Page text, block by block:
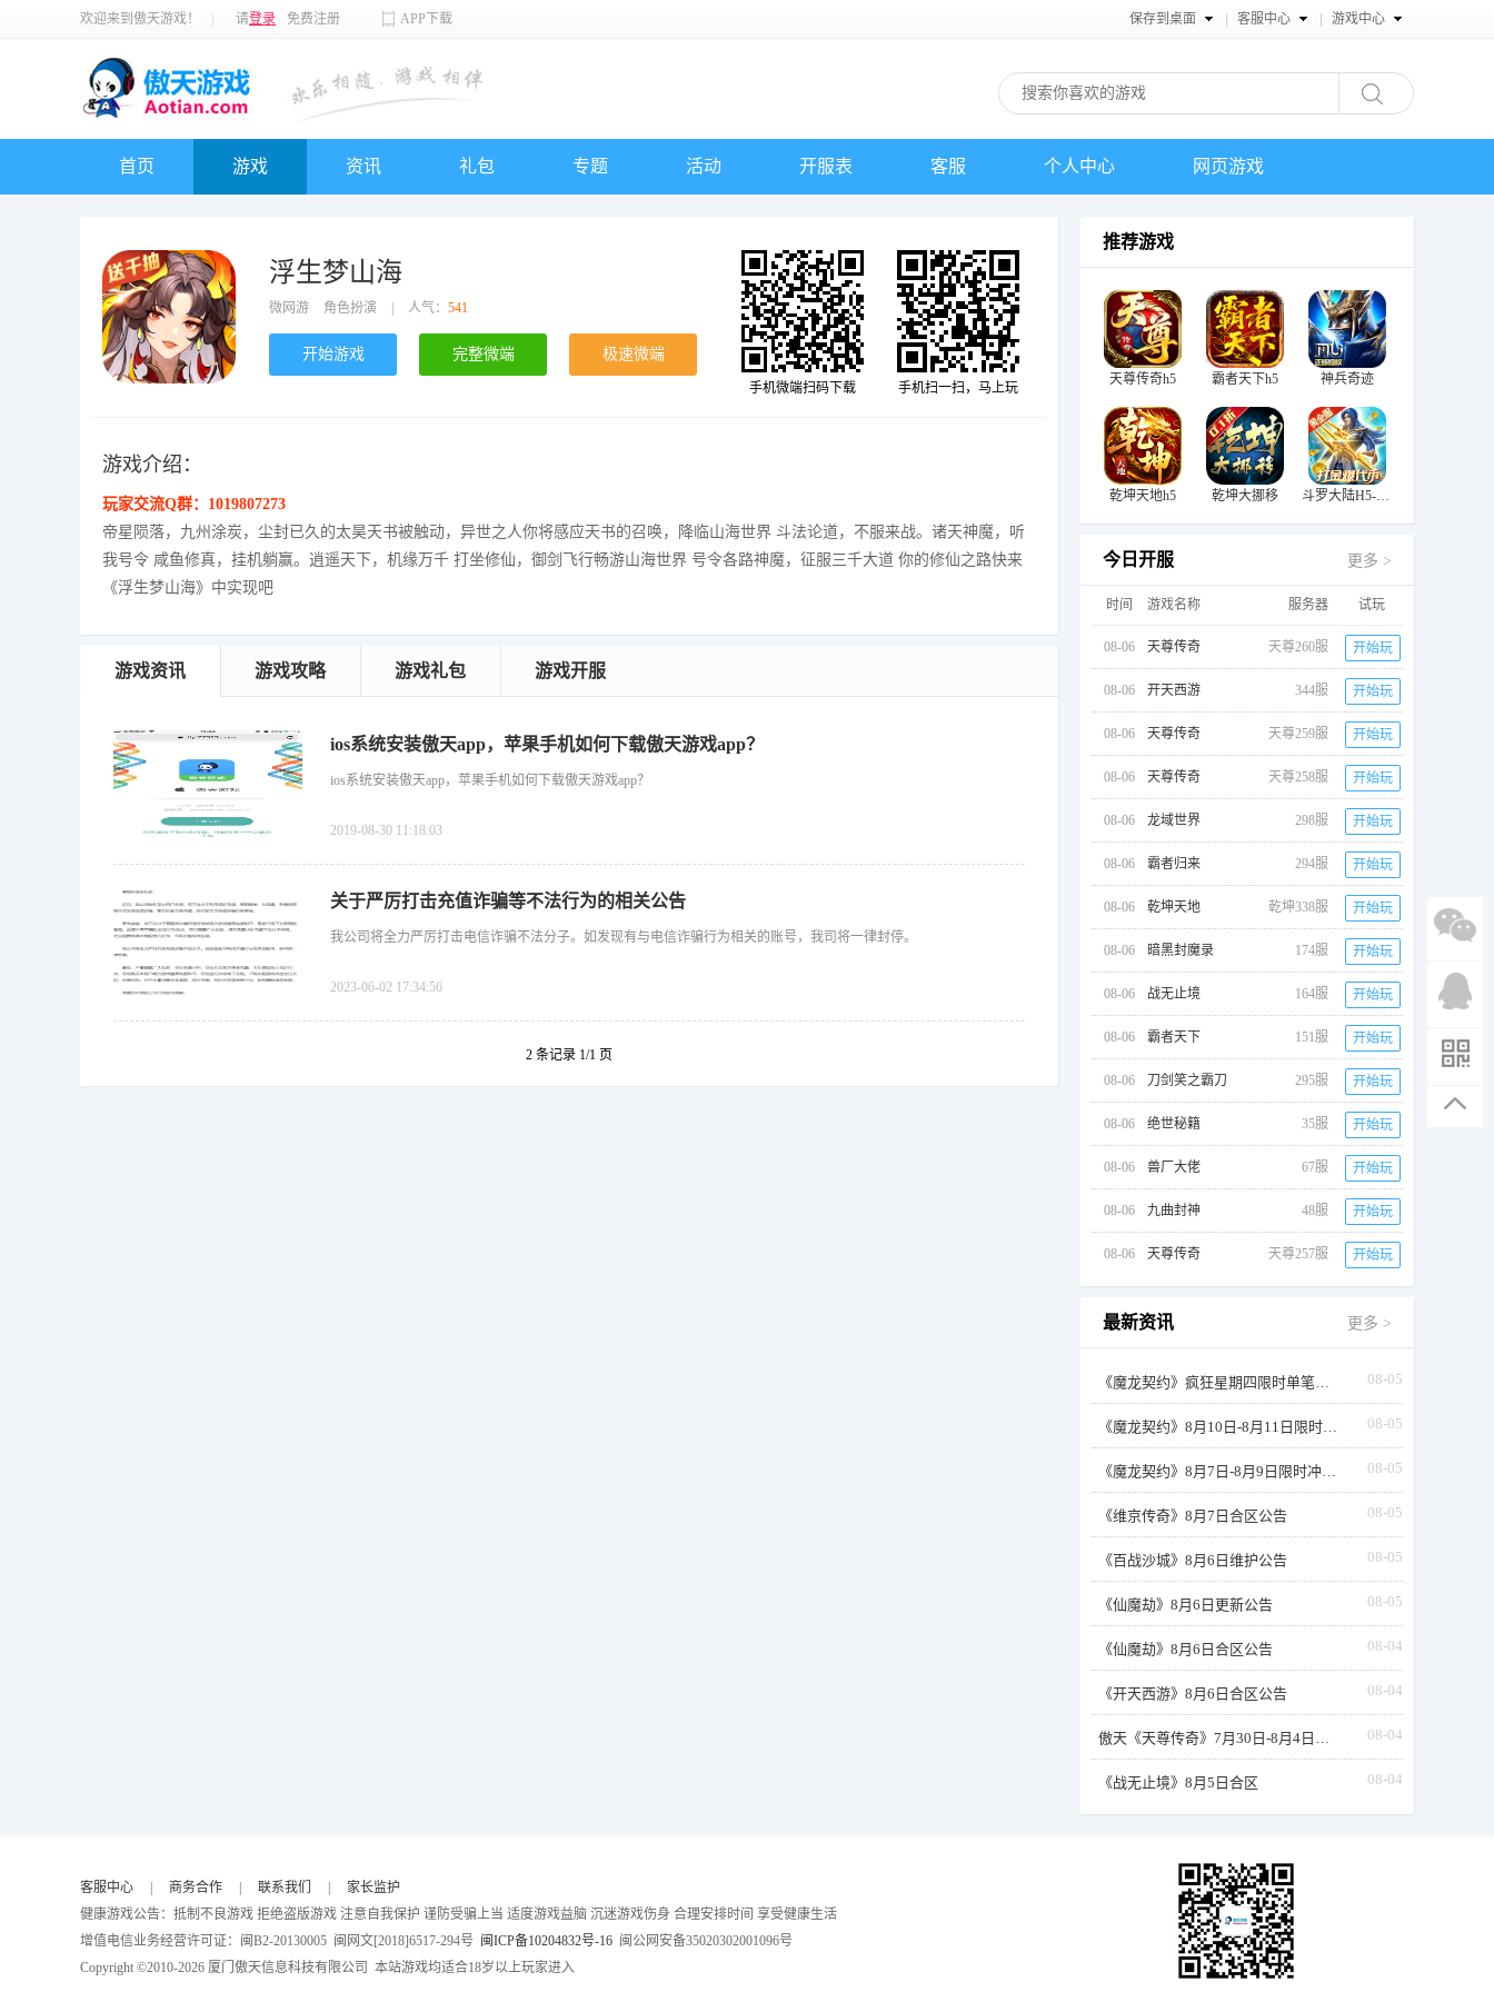
欢迎来到傲天游戏！ 请登录 免费注册 APP下载 保存到桌面 客服中心 游戏中心
首页 游戏 资讯 礼包 专题 活动 开服表 客服 个人中心 网页游戏
浮生梦山海
微网游 角色扮演 人气： 541
开始游戏 完整微端 极速微端
手机微端扫码下载 手机扫一扫，马上玩
游戏介绍：
玩家交流Q群：1019807273
帝星陨落，九州涂炭，尘封已久的太昊天书被触动，异世之人你将感应天书的召唤，降临山海世界 斗法论道，不服来战。诸天神魔，听
我号令 咸鱼修真，挂机躺赢。逍遥天下，机缘万千 打坐修仙，御剑飞行畅游山海世界 号令各路神魔，征服三千大道 你的修仙之路快来
《浮生梦山海》中实现吧
游戏资讯 游戏攻略 游戏礼包 游戏开服
ios系统安装傲天app，苹果手机如何下载傲天游戏app？
ios系统安装傲天app，苹果手机如何下载傲天游戏app？
2019-08-30 11:18:03
关于严厉打击充值诈骗等不法行为的相关公告
我公司将全力严厉打击电信诈骗不法分子。如发现有与电信诈骗行为相关的账号，我司将一律封停。
2023-06-02 17:34:56
2 条记录 1/1 页
推荐游戏
天尊传奇h5 霸者天下h5 神兵奇迹
乾坤天地h5 乾坤大挪移 斗罗大陆H5-极速黄金版
今日开服 更多 >
时间 游戏名称 服务器 试玩
08-06 天尊传奇 天尊260服 开始玩
08-06 开天西游 344服 开始玩
08-06 天尊传奇 天尊259服 开始玩
08-06 天尊传奇 天尊258服 开始玩
08-06 龙域世界 298服 开始玩
08-06 霸者归来 294服 开始玩
08-06 乾坤天地 乾坤338服 开始玩
08-06 暗黑封魔录 174服 开始玩
08-06 战无止境 164服 开始玩
08-06 霸者天下 151服 开始玩
08-06 刀剑笑之霸刀 295服 开始玩
08-06 绝世秘籍 35服 开始玩
08-06 兽厂大佬 67服 开始玩
08-06 九曲封神 48服 开始玩
08-06 天尊传奇 天尊257服 开始玩
最新资讯 更多 >
08-05
《魔龙契约》疯狂星期四限时单笔返利
08-05
《魔龙契约》8月10日-8月11日限时活动累充
08-05
《魔龙契约》8月7日-8月9日限时冲榜活动
08-05
《维京传奇》8月7日合区公告
08-05
《百战沙城》8月6日维护公告
08-05
《仙魔劫》8月6日更新公告
08-04
《仙魔劫》8月6日合区公告
08-04
《开天西游》8月6日合区公告
08-04
傲天《天尊传奇》7月30日-8月4日部分合区发布
08-04
《战无止境》8月5日合区
客服中心 商务合作 联系我们
家长监护
健康游戏公告：抵制不良游戏 拒绝盗版游戏 注意自我保护 谨防受骗上当 适度游戏益脑 沉迷游戏伤身 合理安排时间 享受健康生活
增值电信业务经营许可证：闽B2-20130005 闽网文[2018]6517-294号 闽ICP备10204832号-16 闽公网安备35020302001096号
Copyright ©2010-2026 厦门傲天信息科技有限公司 本站游戏均适合18岁以上玩家进入